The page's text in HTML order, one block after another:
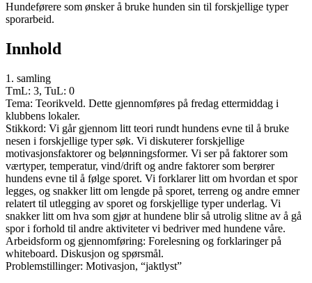
Hundeførere som ønsker å bruke hunden sin til forskjellige typer
sporarbeid.
Innhold
1. samling
TmL: 3, TuL: 0
Tema: Teorikveld. Dette gjennomføres på fredag ettermiddag i
klubbens lokaler.
Stikkord: Vi går gjennom litt teori rundt hundens evne til å bruke
nesen i forskjellige typer søk. Vi diskuterer forskjellige
motivasjonsfaktorer og belønningsformer. Vi ser på faktorer som
værtyper, temperatur, vind/drift og andre faktorer som berører
hundens evne til å følge sporet. Vi forklarer litt om hvordan et spor
legges, og snakker litt om lengde på sporet, terreng og andre emner
relatert til utlegging av sporet og forskjellige typer underlag. Vi
snakker litt om hva som gjør at hundene blir så utrolig slitne av å gå
spor i forhold til andre aktiviteter vi bedriver med hundene våre.
Arbeidsform og gjennomføring: Forelesning og forklaringer på
whiteboard. Diskusjon og spørsmål.
Problemstillinger: Motivasjon, “jaktlyst”